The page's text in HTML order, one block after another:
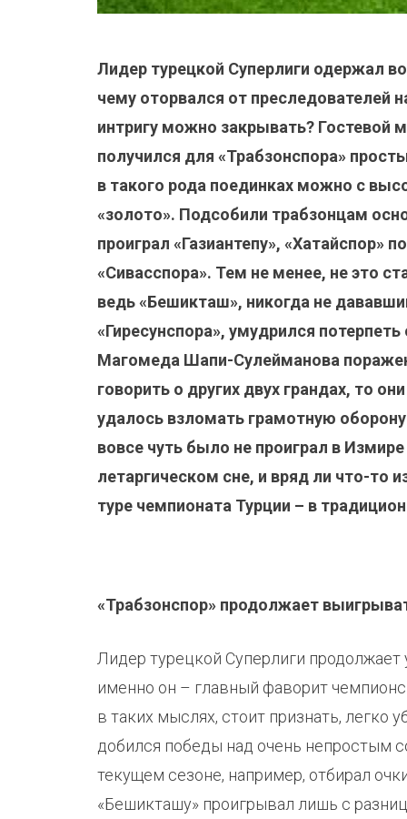
Лидер турецкой Суперлиги одержал
чему оторвался от преследователей
интригу можно закрывать? Гостевой
получился для «Трабзонспора»
в такого рода поединках можно с
«золото». Подсобили трабзонцам
проиграл «Газиантепу», «Хатайспор»
«Сивасспора». Тем не менее, не это
ведь «Бешикташ», никогда не
«Гиресунспора», умудрился
Магомеда Шапи-Сулейманова
говорить о других двух грандах, то
удалось взломать грамотную
вовсе чуть было не проиграл в
летаргическом сне, и вряд ли что-то
туре чемпионата Турции – в
«Трабзонспор» продолжает
Лидер турецкой Суперлиги
именно он – главный фаворит
в таких мыслях, стоит признать, легко
добился победы над очень непростым
текущем сезоне, например, отбирал
«Бешикташу» проигрывал лишь с